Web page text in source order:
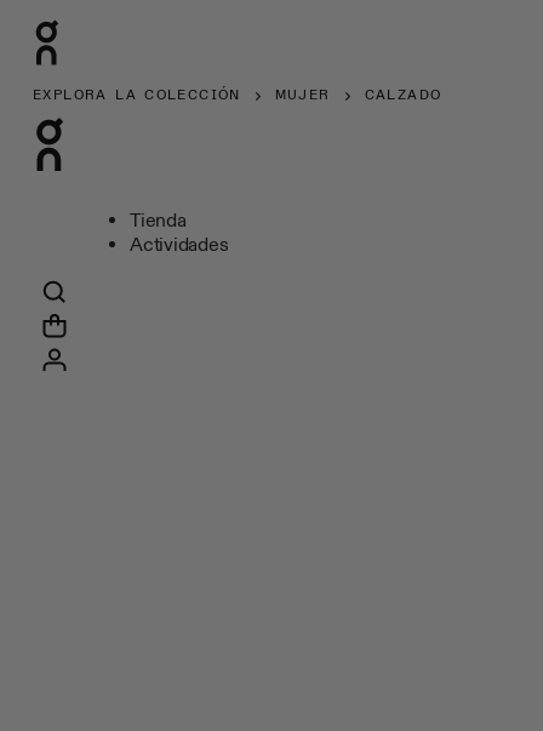
EXPLORA LA COLECCIÓN MUJER CALZADO
Tienda
Actividades